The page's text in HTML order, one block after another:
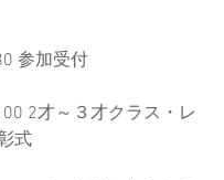
参加受付
2才～３才クラス・レ
式